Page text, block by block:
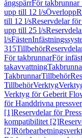
ångspärrFör
upp till 12 l/sÖverlopp
till 12 l/sReservdelar
upp till 25 l/s
l/sFästen
315Tillbehör
För takbrunnarFör
takavvattning
TakbrunnarTillbehör
TillbehörVerktyg
Verktyg för Geberit
för Handdrivna
[1]Reservdelar för
kompatibilitet [2]
[2]